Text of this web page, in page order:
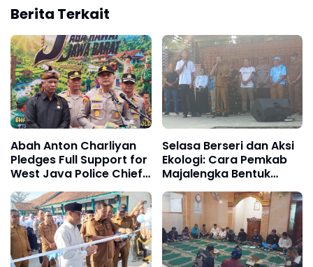
Berita Terkait
Abah Anton Charliyan
Pledges Full Support for
West Java Police Chief
Insp. Gen. Pipit
Rismanto, Calls on
Public to Back
"Safeguard and
Preserve Exceptional
West Java" Program
Selasa Berseri dan Aksi
Ekologi: Cara Pemkab
Majalengka Bentuk
Karakter Siswa Cerdas
dan Peduli Lingkungan